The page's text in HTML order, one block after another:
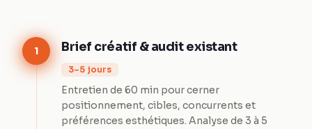
1 Brief créatif & audit existant
3–5 jours
Entretien de 60 min pour cerner
positionnement, cibles, concurrents et
préférences esthétiques. Analyse de 3 à 5